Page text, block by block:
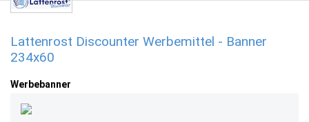
Lattenrost Discounter Werbemittel - Banner
234x60
Werbebanner